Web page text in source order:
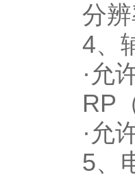
分
4、
·允
RP
·允
5、